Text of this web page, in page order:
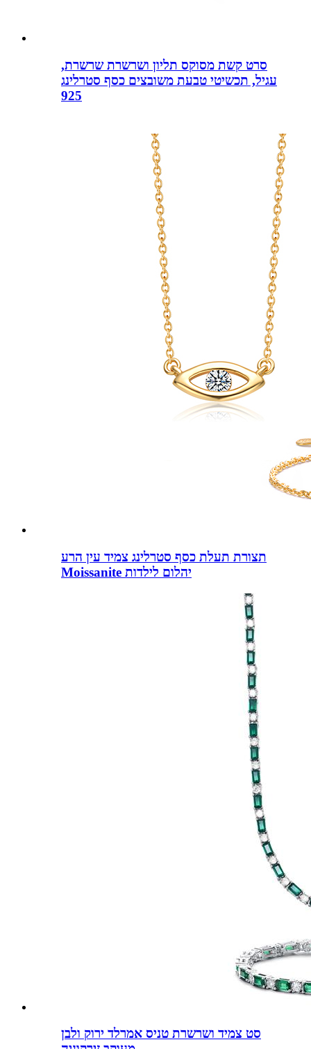
סרט קשת מסוקס תליון ושרשרת שרשרת,
עגיל, תכשיטי טבעת משובצים כסף סטרלינג
925
תצורת תעלת כסף סטרלינג צמיד עין הרע
Moissanite יהלום לילדות
סט צמיד ושרשרת טניס אמרלד ירוק ולבן